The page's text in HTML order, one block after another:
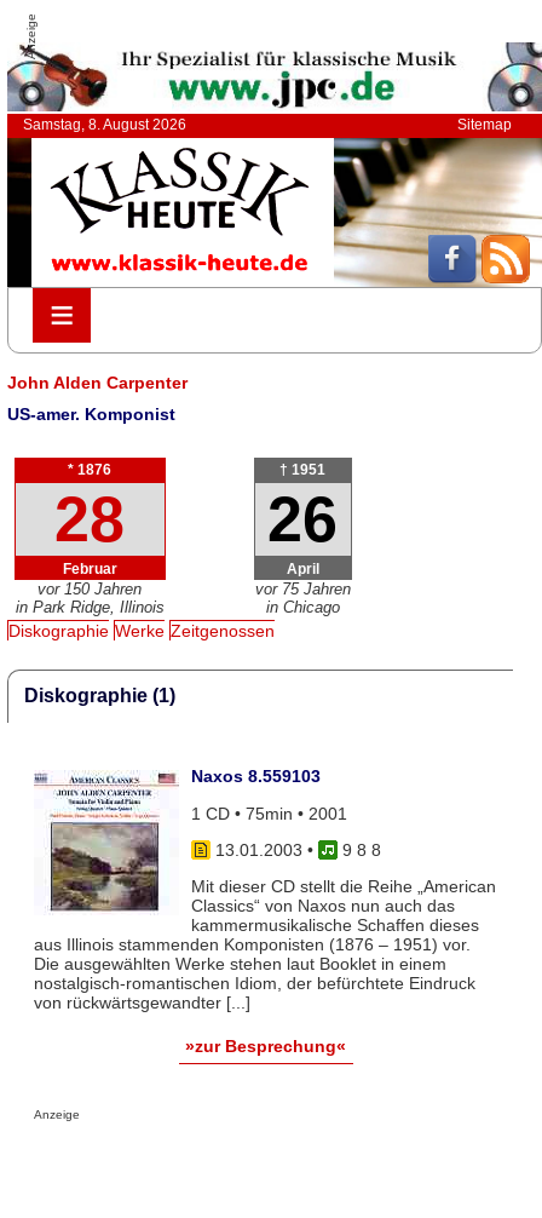
Anzeige
Samstag, 8. August 2026 Sitemap
≡
≡
John Alden Carpenter
US-amer. Komponist
* 1876
28
Februar
vor 150 Jahren
in Park Ridge, Illinois
† 1951
26
April
vor 75 Jahren
in Chicago
Diskographie Werke Zeitgenossen
Diskographie (1)
Naxos 8.559103
1 CD • 75min • 2001
13.01.2003 •
9 8 8
Mit dieser CD stellt die Reihe „American
Classics“ von Naxos nun auch das
kammermusikalische Schaffen dieses
aus Illinois stammenden Komponisten (1876 – 1951) vor.
Die ausgewählten Werke stehen laut Booklet in einem
nostalgisch-romantischen Idiom, der befürchtete Eindruck
von rückwärtsgewandter [...]
»zur Besprechung«
Anzeige